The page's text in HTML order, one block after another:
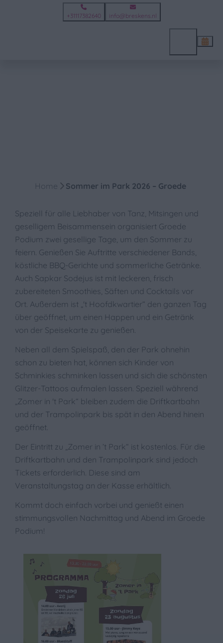
+31117382640 info@breskens.nl
Home Sommer im Park 2026 – Groede
Speziell für alle Liebhaber von Tanz, Mitsingen und
geselligem Beisammensein organisiert Groede
Podium zwei gesellige Tage, um den Sommer zu
feiern. Genießen Sie Auftritte verschiedener Bands,
köstliche BBQ-Gerichte und sommerliche Getränke.
Auch Sapkar Sodejus ist mit leckeren, frisch
zubereiteten Smoothies, Säften und Cocktails vor
Ort. Außerdem ist „'t Hoofdkwartier“ den ganzen Tag
über geöffnet, um einen Happen und ein Getränk
von der Speisekarte zu genießen.
Neben all dem Spielspaß, den der Park ohnehin
schon zu bieten hat, können sich Kinder von
Schminkies schminken lassen und sich die schönsten
Glitzer-Tattoos aufmalen lassen. Speziell während
„Zomer in 't Park“ bleiben zudem die Driftkartbahn
und der Trampolinpark bis spät in den Abend hinein
geöffnet.
Der Eintritt zu „Zomer in ’t Park“ ist kostenlos. Für die
Driftkartbahn und den Trampolinpark sind jedoch
Tickets erforderlich. Diese sind am
Veranstaltungstag an der Kasse erhältlich.
Kommt doch einfach vorbei und genießt einen
stimmungsvollen Nachmittag und Abend im Groede
Podium!